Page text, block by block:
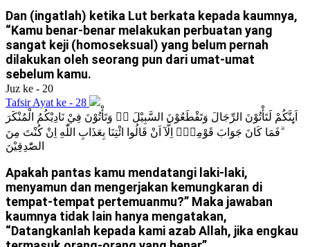
Dan (ingatlah) ketika Lut berkata kepada kaumnya,
“Kamu benar-benar melakukan perbuatan yang
sangat keji (homoseksual) yang belum pernah
dilakukan oleh seorang pun dari umat-umat
sebelum kamu.
Juz ke - 20
Tafsir Ayat ke - 28
اَىِٕنَّكُمْ لَتَأْتُوْنَ الرِّجَالَ وَتَقْطَعُوْنَ السَّبِيْلَ ەۙ وَتَأْتُوْنَ فِيْ نَادِيْكُمُ الْمُنْكَرَ
ۗفَمَا كَانَ جَوَابَ قَوْمِهٖٓ اِلَّآ اَنْ قَالُوا ائْتِنَا بِعَذَابِ اللّٰهِ اِنْ كُنْتَ مِنَ
الصّٰدِقِيْنَ
Apakah pantas kamu mendatangi laki-laki,
menyamun dan mengerjakan kemungkaran di
tempat-tempat pertemuanmu?” Maka jawaban
kaumnya tidak lain hanya mengatakan,
“Datangkanlah kepada kami azab Allah, jika engkau